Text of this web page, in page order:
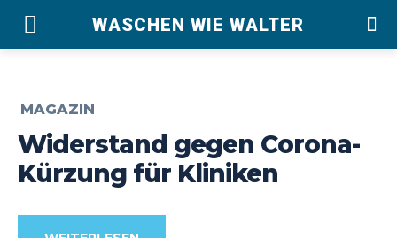
WASCHEN WIE WALTER
MAGAZIN
Widerstand gegen Corona-
Kürzung für Kliniken